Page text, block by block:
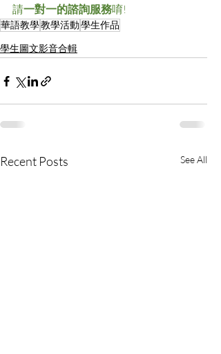
請一對一的諮詢服務唷! ​
華語教學教學活動學生作品
學生圖文影音合輯
Recent Posts See All